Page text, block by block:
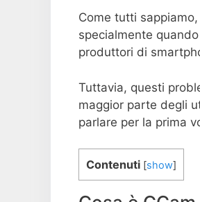
Come tutti
specialmente
produttori di
Tuttavia, questi
maggior parte degli
parlare per la prima
Contenuti [show]